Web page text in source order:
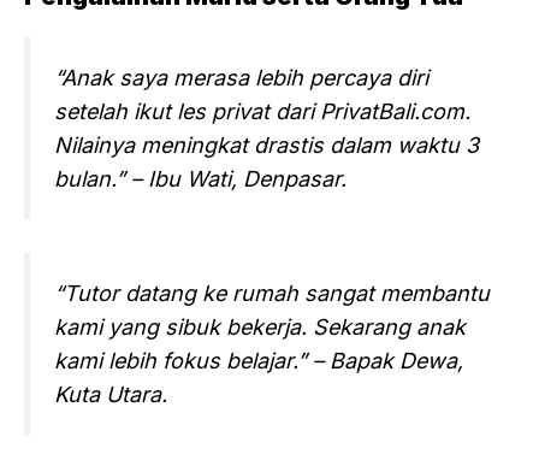
“Anak saya merasa lebih percaya diri
setelah ikut les privat dari PrivatBali.com.
Nilainya meningkat drastis dalam waktu 3
bulan.”– Ibu Wati, Denpasar.
“Tutor datang ke rumah sangat membantu
kami yang sibuk bekerja. Sekarang anak
kami lebih fokus belajar.”– Bapak Dewa,
Kuta Utara.